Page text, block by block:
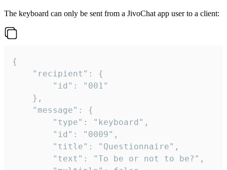
The keyboard can only be sent from a JivoChat app user to a client:
{